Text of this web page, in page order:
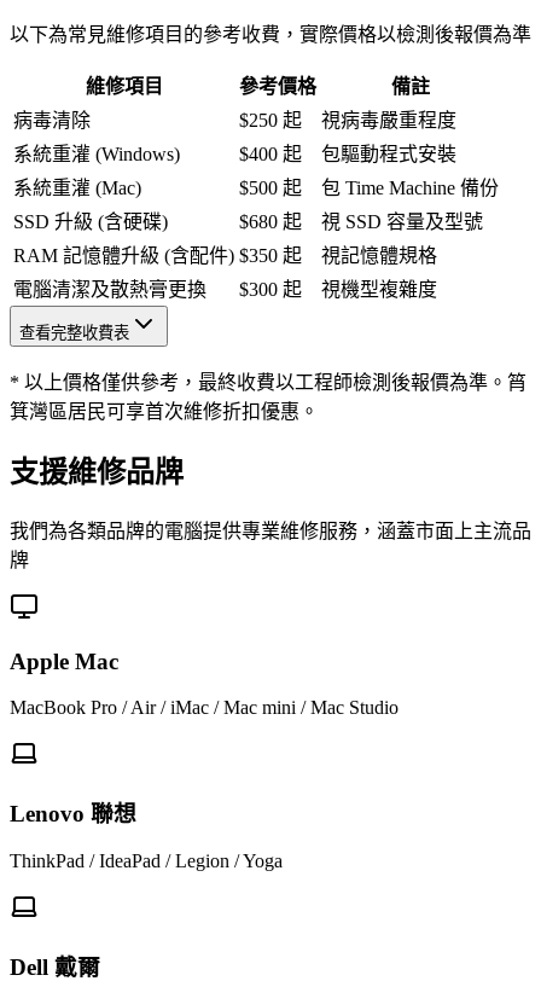
以下為常見維修項目的參考收費，實際價格以檢測後報價為準
維修項目 參考價格
備註
病毒清除
$250 起
視病毒嚴重程度
系統重灌 (Windows)
$400 起
包驅動程式安裝
系統重灌 (Mac)
$500 起
包 Time Machine 備份
SSD 升級 (含硬碟)
$680 起
視 SSD 容量及型號
RAM 記憶體升級 (含配件) $350 起
視記憶體規格
電腦清潔及散熱膏更換
$300 起 視機型複雜度
查看完整收費表
* 以上價格僅供參考，最終收費以工程師檢測後報價為準。筲
箕灣區居民可享首次維修折扣優惠。
支援維修品牌
我們為各類品牌的電腦提供專業維修服務，涵蓋市面上主流品
牌
Apple Mac
MacBook Pro / Air / iMac / Mac mini / Mac Studio
Lenovo 聯想
ThinkPad / IdeaPad / Legion / Yoga
Dell 戴爾